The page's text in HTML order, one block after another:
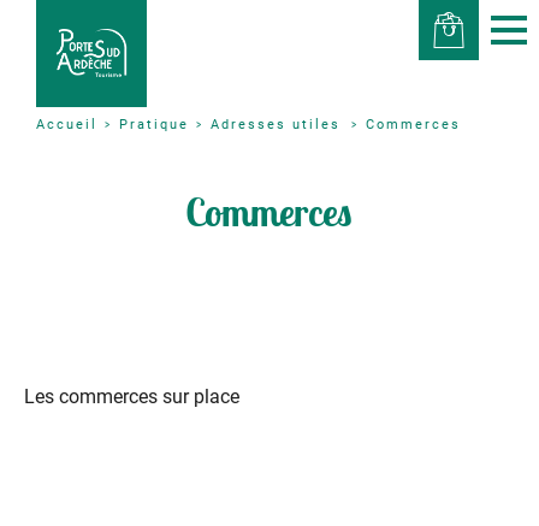
Accueil Pratique Adresses utiles Commerces
Commerces
Les commerces sur place